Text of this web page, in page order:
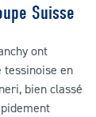
Suisse
ont
en
bien classé